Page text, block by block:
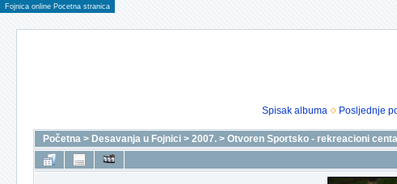
Fojnica online Pocetna stranica
Spisak albuma
Posljednje
Početna > Desavanja u Fojnici > 2007. > Otvoren Sportsko - rekreacioni